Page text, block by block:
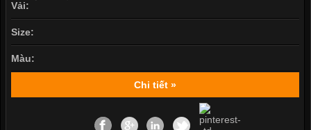
Vải:
Size:
Màu:
Chi tiết »